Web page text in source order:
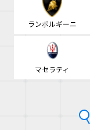
ランボルギーニ
マセラティ